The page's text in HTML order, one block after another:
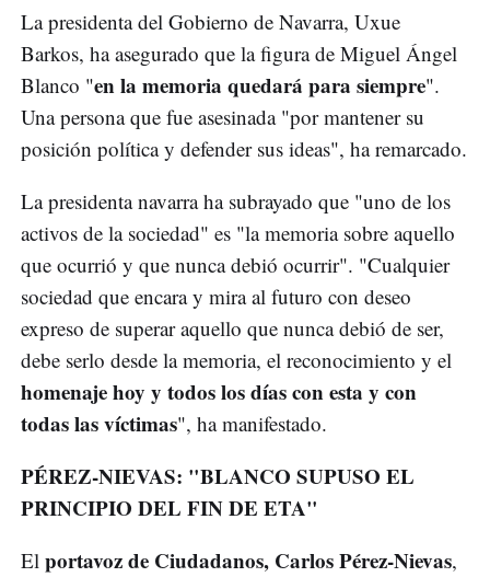
La presidenta del Gobierno de Navarra, Uxue
Barkos, ha asegurado que la figura de Miguel Ángel
Blanco "en la memoria quedará para siempre".
Una persona que fue asesinada "por mantener su
posición política y defender sus ideas", ha remarcado.
La presidenta navarra ha subrayado que "uno de los
activos de la sociedad" es "la memoria sobre aquello
que ocurrió y que nunca debió ocurrir". "Cualquier
sociedad que encara y mira al futuro con deseo
expreso de superar aquello que nunca debió de ser,
debe serlo desde la memoria, el reconocimiento y el
homenaje hoy y todos los días con esta y con
todas las víctimas", ha manifestado.
PÉREZ-NIEVAS: "BLANCO SUPUSO EL
PRINCIPIO DEL FIN DE ETA"
El portavoz de Ciudadanos, Carlos Pérez-Nievas,